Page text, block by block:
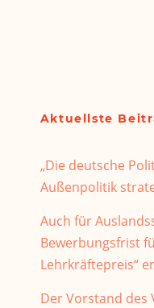
Aktuellste
„Die deutsche
Außenpolitik
Auch für
Bewerbungsfrist
Lehrkräftepreis“
Der Vorstand des